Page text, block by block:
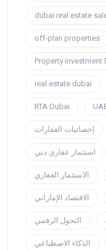
dubai real estate
off-plan properties
Property investment
real estate dubai
RTA Dubai
إحصائيات العقارات
استثمار عقاري دبي
الاستثمار العقاري
الاقتصاد الإماراتي
التحول الرقمي
الذكاء الاصطناعي